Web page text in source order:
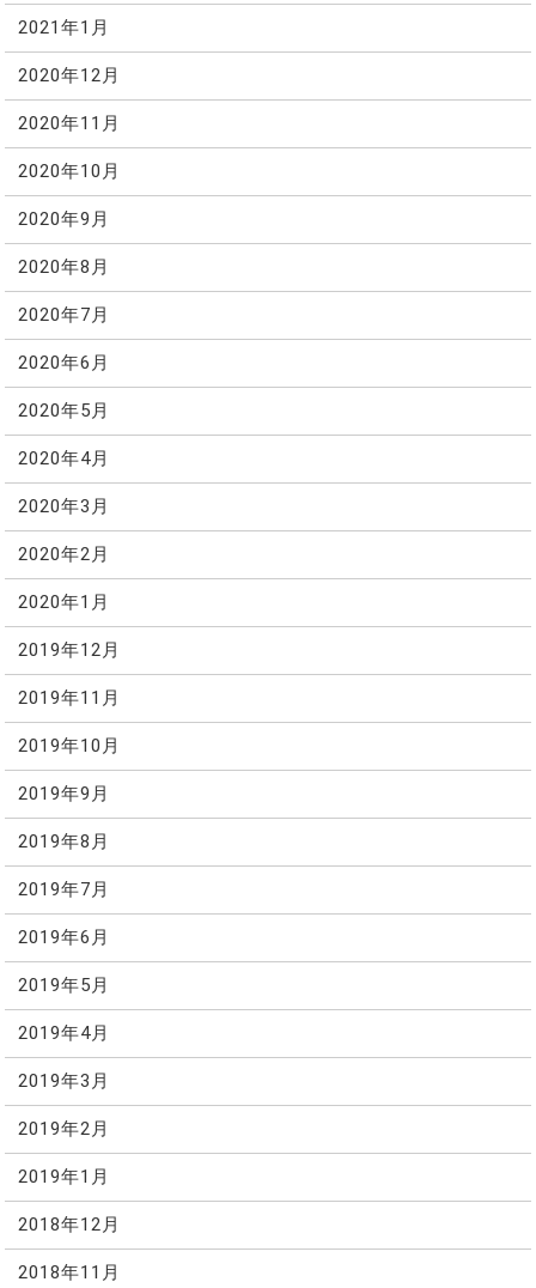
2021年1月
2020年12月
2020年11月
2020年10月
2020年9月
2020年8月
2020年7月
2020年6月
2020年5月
2020年4月
2020年3月
2020年2月
2020年1月
2019年12月
2019年11月
2019年10月
2019年9月
2019年8月
2019年7月
2019年6月
2019年5月
2019年4月
2019年3月
2019年2月
2019年1月
2018年12月
2018年11月